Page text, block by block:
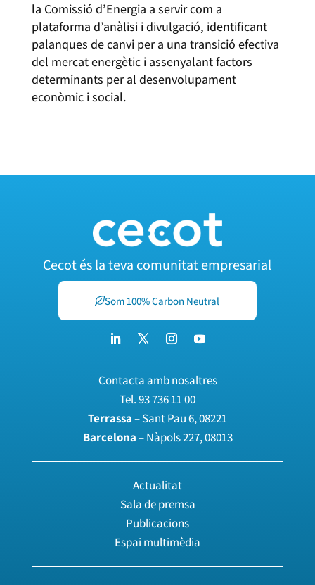
la Comissió d’Energia a servir com a
plataforma d’anàlisi i divulgació, identificant
palanques de canvi per a una transició efectiva
del mercat energètic i assenyalant factors
determinants per al desenvolupament
econòmic i social.
Cecot és la teva comunitat empresarial
Som 100% Carbon Neutral
Contacta amb nosaltres
Tel.93 736 11 00
Terrassa– Sant Pau 6, 08221
Barcelona– Nàpols 227, 08013
Actualitat
Sala de premsa
Publicacions
Espai multimèdia